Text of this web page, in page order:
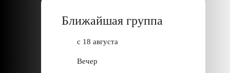
Ближайшая группа
с 18 августа
Вечер